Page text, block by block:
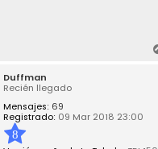
Duffman
Recién llegado
Mensajes: 69
Registrado: 09 Mar 2018 23:00
8